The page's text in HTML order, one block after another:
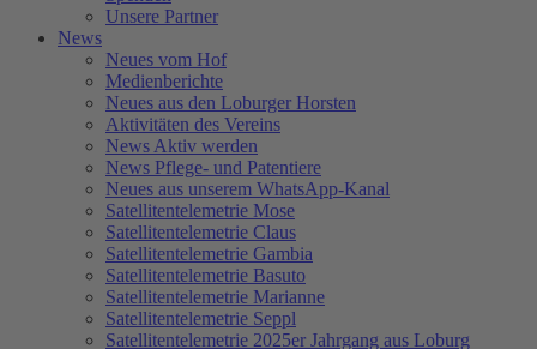
Unsere Partner
News
Neues vom Hof
Medienberichte
Neues aus den Loburger Horsten
Aktivitäten des Vereins
News Aktiv werden
News Pflege- und Patentiere
Neues aus unserem WhatsApp-Kanal
Satellitentelemetrie Mose
Satellitentelemetrie Claus
Satellitentelemetrie Gambia
Satellitentelemetrie Basuto
Satellitentelemetrie Marianne
Satellitentelemetrie Seppl
Satellitentelemetrie 2025er Jahrgang aus Loburg